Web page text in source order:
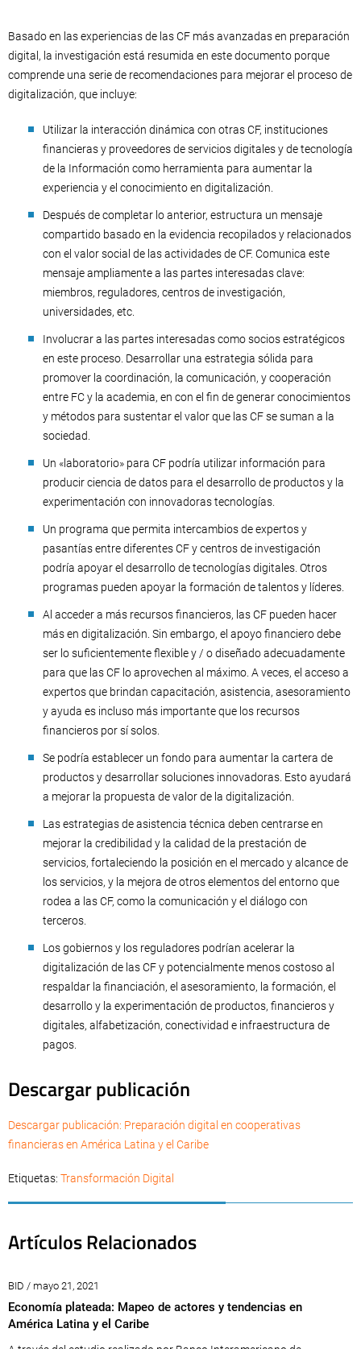
Basado en las experiencias de las CF más avanzadas en preparación
digital, la investigación está resumida en este documento porque
comprende una serie de recomendaciones para mejorar el proceso de
digitalización, que incluye:
Utilizar la interacción dinámica con otras CF, instituciones
financieras y proveedores de servicios digitales y de tecnología
de la Información como herramienta para aumentar la
experiencia y el conocimiento en digitalización.
Después de completar lo anterior, estructura un mensaje
compartido basado en la evidencia recopilados y relacionados
con el valor social de las actividades de CF. Comunica este
mensaje ampliamente a las partes interesadas clave:
miembros, reguladores, centros de investigación,
universidades, etc.
Involucrar a las partes interesadas como socios estratégicos
en este proceso. Desarrollar una estrategia sólida para
promover la coordinación, la comunicación, y cooperación
entre FC y la academia, en con el fin de generar conocimientos
y métodos para sustentar el valor que las CF se suman a la
sociedad.
Un «laboratorio» para CF podría utilizar información para
producir ciencia de datos para el desarrollo de productos y la
experimentación con innovadoras tecnologías.
Un programa que permita intercambios de expertos y
pasantías entre diferentes CF y centros de investigación
podría apoyar el desarrollo de tecnologías digitales. Otros
programas pueden apoyar la formación de talentos y líderes.
Al acceder a más recursos financieros, las CF pueden hacer
más en digitalización. Sin embargo, el apoyo financiero debe
ser lo suficientemente flexible y / o diseñado adecuadamente
para que las CF lo aprovechen al máximo. A veces, el acceso a
expertos que brindan capacitación, asistencia, asesoramiento
y ayuda es incluso más importante que los recursos
financieros por sí solos.
Se podría establecer un fondo para aumentar la cartera de
productos y desarrollar soluciones innovadoras. Esto ayudará
a mejorar la propuesta de valor de la digitalización.
Las estrategias de asistencia técnica deben centrarse en
mejorar la credibilidad y la calidad de la prestación de
servicios, fortaleciendo la posición en el mercado y alcance de
los servicios, y la mejora de otros elementos del entorno que
rodea a las CF, como la comunicación y el diálogo con
terceros.
Los gobiernos y los reguladores podrían acelerar la
digitalización de las CF y potencialmente menos costoso al
respaldar la financiación, el asesoramiento, la formación, el
desarrollo y la experimentación de productos, financieros y
digitales, alfabetización, conectividad e infraestructura de
pagos.
Descargar publicación
Descargar publicación: Preparación digital en cooperativas
financieras en América Latina y el Caribe
Etiquetas: Transformación Digital
Artículos Relacionados
BID / mayo 21, 2021
Economía plateada: Mapeo de actores y tendencias en
América Latina y el Caribe